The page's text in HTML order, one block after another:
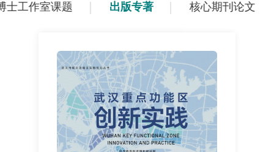
士工作室课题 出版专著 核心期刊论文